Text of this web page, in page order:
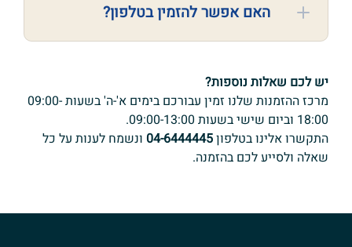
האם אפשר להזמין בטלפון?
יש לכם שאלות נוספות?
מרכז ההזמנות שלנו זמין עבורכם בימים א'-ה' בשעות 09:00-
18:00 וביום שישי בשעות 09:00-13:00.
התקשרו אלינו בטלפון04-6444445 ונשמח לענות על כל
שאלה ולסייע לכם בהזמנה.